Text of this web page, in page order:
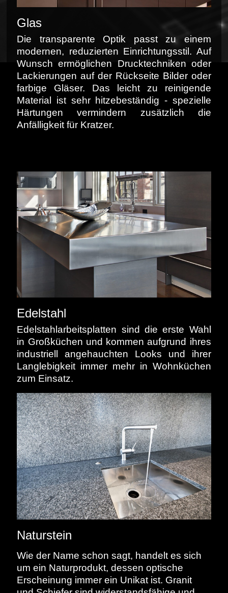
Glas
Die transparente Optik passt zu einem
modernen, reduzierten Einrichtungsstil. Auf
Wunsch ermöglichen Drucktechniken oder
Lackierungen auf der Rückseite Bilder oder
farbige Gläser. Das leicht zu reinigende
Material ist sehr hitzebeständig ‐ spezielle
Härtungen vermindern zusätzlich die
Anfälligkeit für Kratzer.
Edelstahl
Edelstahlarbeitsplatten sind die erste Wahl
in Großküchen und kommen aufgrund ihres
industriell angehauchten Looks und ihrer
Langlebigkeit immer mehr in Wohnküchen
zum Einsatz.
Naturstein
Wie der Name schon sagt, handelt es sich
um ein Naturprodukt, dessen optische
Erscheinung immer ein Unikat ist. Granit